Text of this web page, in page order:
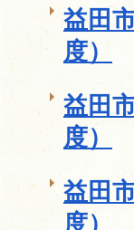
益田
度）
益田
度）
益田
度）